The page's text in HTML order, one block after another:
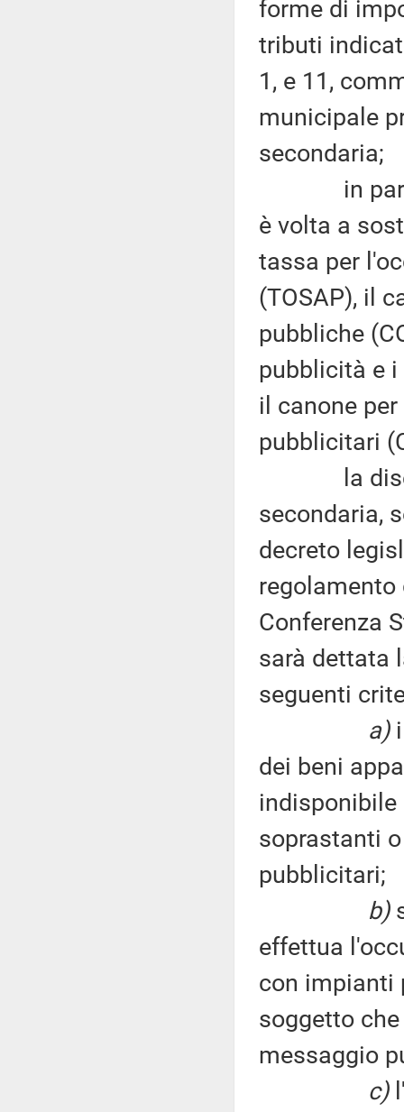
forme di
tributi
1, e 11,
municipale
secondaria;
in
è volta a
tassa per
(TOSAP), il
pubbliche
pubblicità e
il canone
pubblicitari
la
secondaria,
decreto
regolamento
Conferenza
sarà dettata
seguenti
a)
dei beni
indisponibile
soprastanti
pubblicitari;
b)
effettua
con impianti
soggetto
messaggio
c)